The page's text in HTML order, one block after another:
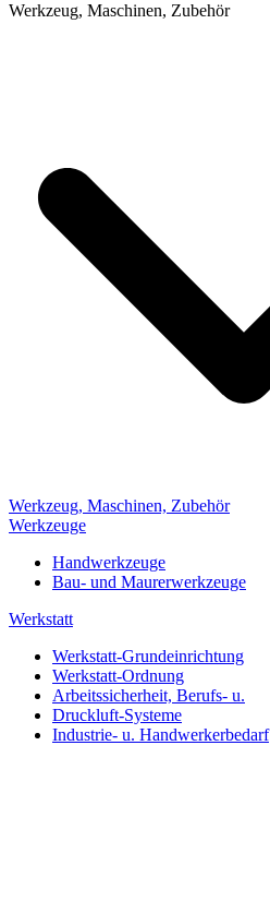
Werkzeug, Maschinen, Zubehör
Werkzeug, Maschinen, Zubehör
Werkzeuge
Handwerkzeuge
Bau- und Maurerwerkzeuge
Werkstatt
Werkstatt-Grundeinrichtung
Werkstatt-Ordnung
Arbeitssicherheit, Berufs- u.
Druckluft-Systeme
Industrie- u. Handwerkerbedarf